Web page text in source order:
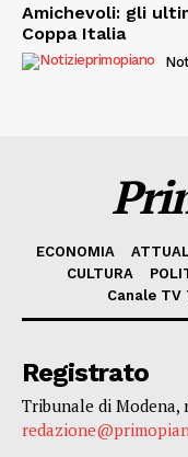
Amichevoli: gli
Coppa Italia
ECONOMIA
CULTURA
Canale
Registrato
Tribunale di Modena,